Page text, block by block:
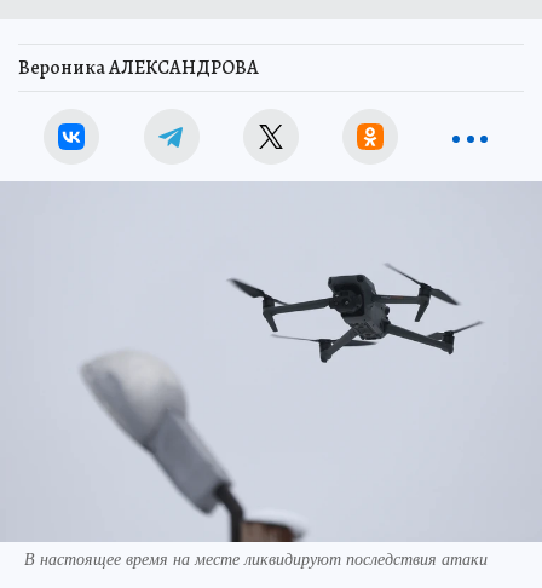
Вероника АЛЕКСАНДРОВА
В настоящее время на месте ликвидируют последствия атаки